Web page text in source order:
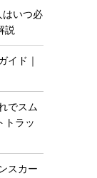
はいつ必
説
イド｜
でスム
トラッ
スカー